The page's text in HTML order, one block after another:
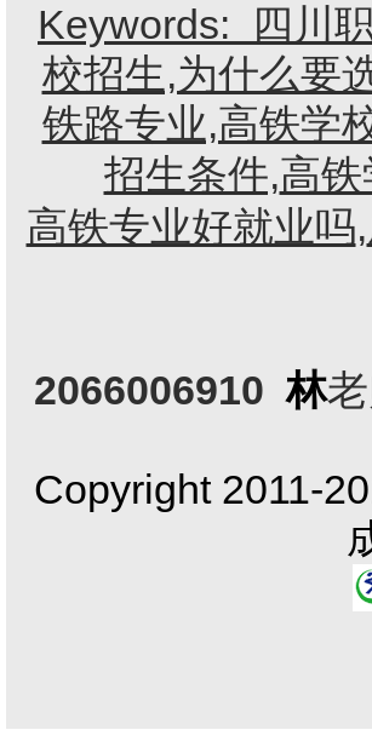
Keywords: 四川
校招生,为什么要
铁路专业,高铁学
招生条件,高
高铁专业好就业吗,
接待咨
2066006910林
Copyright 2011-